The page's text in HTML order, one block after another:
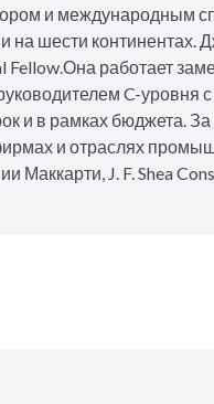
и международным
на шести
работает
C-уровня
и в рамках бюджета.
и отраслях
J. F. Shea